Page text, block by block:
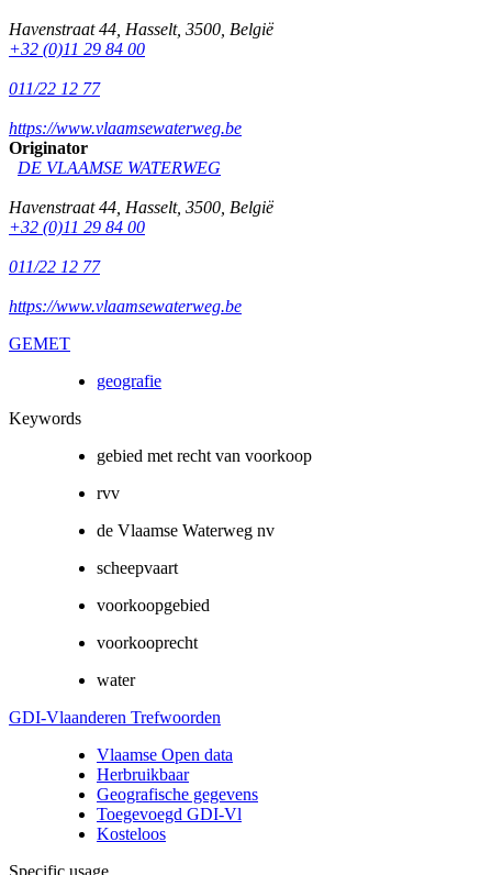
Havenstraat 44 Hasselt, 3500 België
+32 (0)11 29 84 00
011/22 12 77
https://www.vlaamsewaterweg.be
Originator
DE VLAAMSE WATERWEG
Havenstraat 44 Hasselt, 3500 België
+32 (0)11 29 84 00
011/22 12 77
https://www.vlaamsewaterweg.be
GEMET
geografie
Keywords
gebied met recht van voorkoop
rvv
de Vlaamse Waterweg nv
scheepvaart
voorkoopgebied
voorkooprecht
water
GDI-Vlaanderen Trefwoorden
Vlaamse Open data
Herbruikbaar
Geografische gegevens
Toegevoegd GDI-Vl
Kosteloos
Specific usage